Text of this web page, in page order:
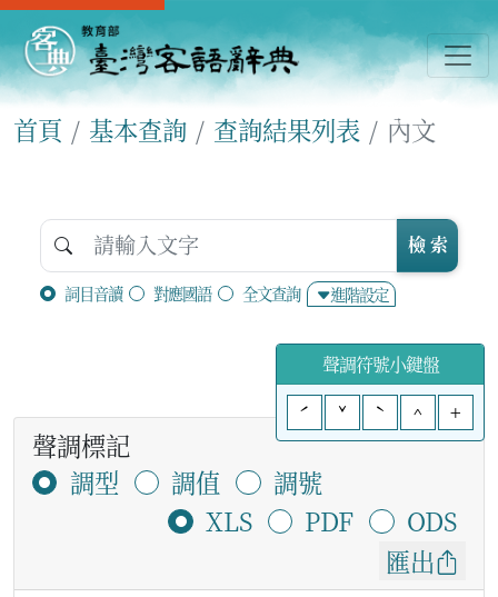
首頁 基本查詢 查詢結果列表 內文
詞目音讀 對應國語 全文查詢 進階設定
檢 索
聲調符號小鍵盤
ˊ
ˇ ˋ ^ +
聲調標記
調型
調值
調號
XLS
PDF
ODS
匯出